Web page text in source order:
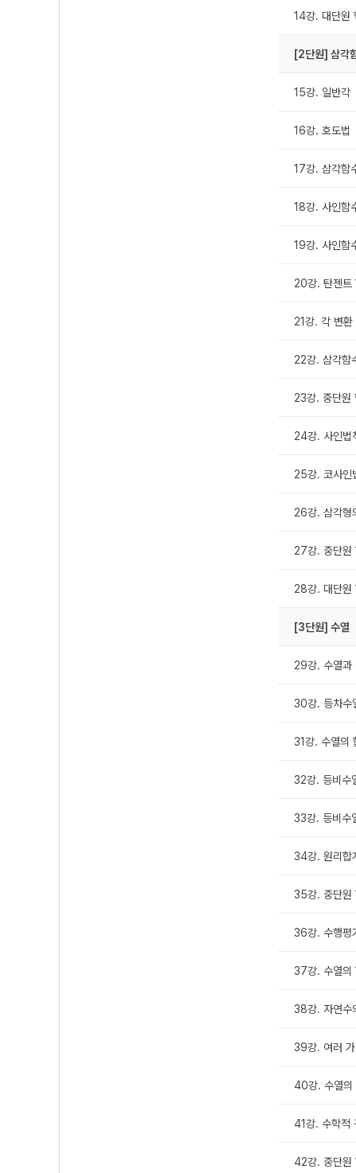
14강. 대단원
[2단원] 삼각
15강. 일반각
16강. 호도법
17강. 삼각함
18강. 사인함
19강. 사인함
20강. 탄젠트
21강. 각 변환
22강. 삼각함
23강. 중단원
24강. 사인법
25강. 코사인
26강. 삼각형
27강. 중단원
28강. 대단원
[3단원] 수열
29강. 수열과
30강. 등차수
31강. 수열의
32강. 등비수
33강. 등비수
34강. 원리합
35강. 중단원
36강. 수행평
37강. 수열의
38강. 자연수
39강. 여러
40강. 수열의
41강. 수학적
42강. 중단원